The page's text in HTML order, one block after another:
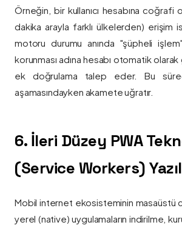
Örneğin, bir kullanıcı hesabına coğrafi
dakika arayla farklı ülkelerden) erişim
motoru durumu anında "şüpheli işlem"
korunması adına hesabı otomatik
ek doğrulama talep eder. Bu
aşamasındayken akamete uğratır.
6. İleri Düzey PWA
(Service Workers)
Mobil internet ekosisteminin masaüstü
yerel (native) uygulamaların indirilme,